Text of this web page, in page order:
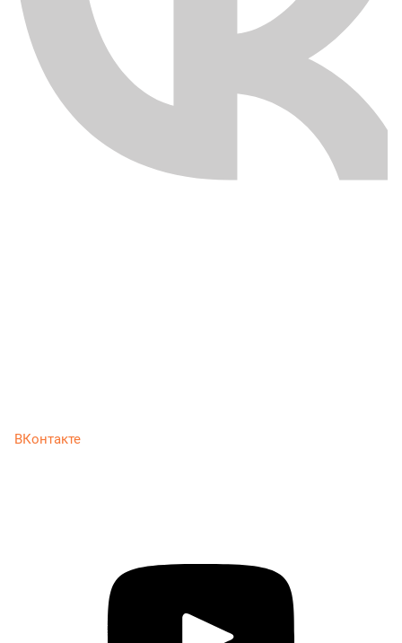
ВКонтакте